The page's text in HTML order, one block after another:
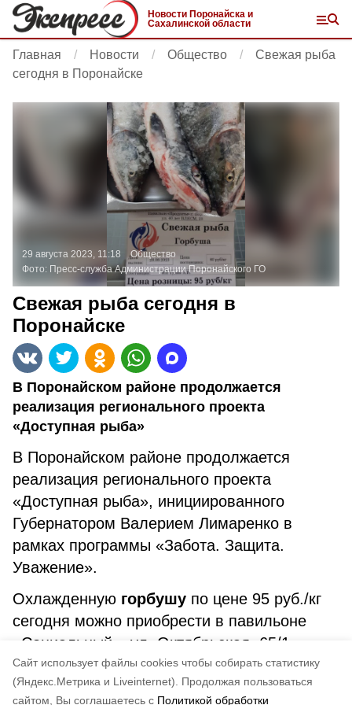
Cайт использует файлы cookies чтобы собирать статистику
(Яндекс.Метрика и Liveinternet).
Продолжая пользоваться
сайтом, Вы соглашаетесь с Политикой обработки
Новости Поронайска и
Сахалинской области
Главная Новости Общество
Свежая рыба
сегодня в Поронайске
29 августа 2023, 11:18
Общество
Фото: Пресс-служба Администрации Поронайского ГО
Свежая рыба сегодня в
Поронайске
В Поронайском районе продолжается
реализация регионального проекта
«Доступная рыба»
В Поронайском районе продолжается
реализация регионального проекта
«Доступная рыба», инициированного
Губернатором Валерием Лимаренко в
рамках программы «Забота. Защита.
Уважение».
Охлажденную горбушу по цене 95 руб./кг
сегодня можно приобрести в павильоне
«Социальный», ул. Октябрьская, 65/1.
Вылов обеспечил ИП Туник А.И.